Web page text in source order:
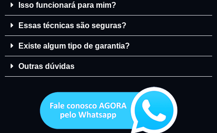
Isso funcionará para mim?
Essas técnicas são seguras?
Existe algum tipo de garantia?
Outras dúvidas